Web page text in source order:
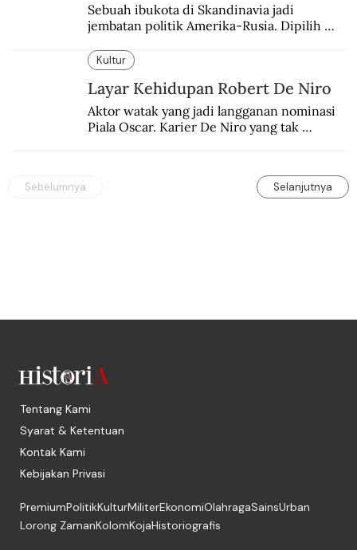
Sebuah ibukota di Skandinavia jadi
jembatan politik Amerika-Rusia. Dipilih
Kultur
Layar Kehidupan Robert De Niro
Aktor watak yang jadi langganan nominasi
Piala Oscar. Karier De Niro yang tak
Sebelumnya Selanjutnya
Tentang Kami
Syarat & Ketentuan
Kontak Kami
Kebijakan Privasi
PremiumPolitikKulturMiliterEkonomiOlahragaSainsUrban
Lorong ZamanKolomKojaHistoriografis